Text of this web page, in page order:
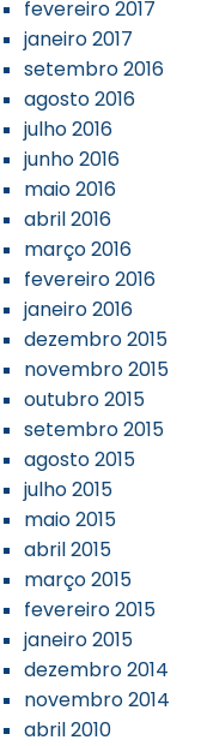
fevereiro 2017
janeiro 2017
setembro 2016
agosto 2016
julho 2016
junho 2016
maio 2016
abril 2016
março 2016
fevereiro 2016
janeiro 2016
dezembro 2015
novembro 2015
outubro 2015
setembro 2015
agosto 2015
julho 2015
maio 2015
abril 2015
março 2015
fevereiro 2015
janeiro 2015
dezembro 2014
novembro 2014
abril 2010